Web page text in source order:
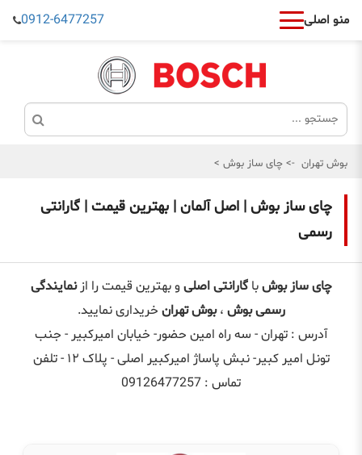
منو اصلی 0912-6477257
بوش تهران -> چای ساز بوش >
چای ساز بوش | اصل آلمان | بهترین قیمت | گارانتی
رسمی
چای ساز بوشباگارانتی اصلیو بهترین قیمت را ازنمایندگی
رسمی بوش ،بوش تهران خریداری نمایید.
آدرس : تهران - سه راه امین حضور- خیابان امیرکبیر - جنب
تونل امیر کبیر- نبش پاساژ امیرکبیر اصلی - پلاک ۱۲ - تلفن
تماس : 09126477257